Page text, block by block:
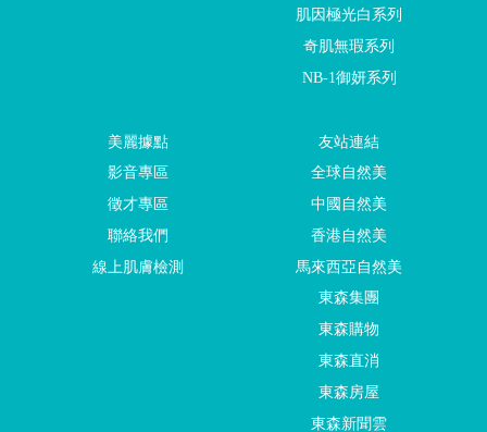
肌因極光白系列
奇肌無瑕系列
NB-1御妍系列
美麗據點
影音專區
徵才專區
聯絡我們
線上肌膚檢測
友站連結
全球自然美
中國自然美
香港自然美
馬來西亞自然美
東森集團
東森購物
東森直消
東森房屋
東森新聞雲